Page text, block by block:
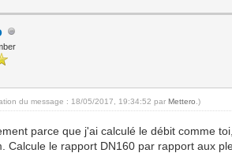
du message : 18/05/2017, 19:34:52 parMettero .)
parce que j'ai calculé le débit comme
Calcule le rapport DN160 par rapport aux